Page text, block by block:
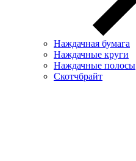
Наждачная бумага
Наждачные круги
Наждачные полосы
Скотчбрайт